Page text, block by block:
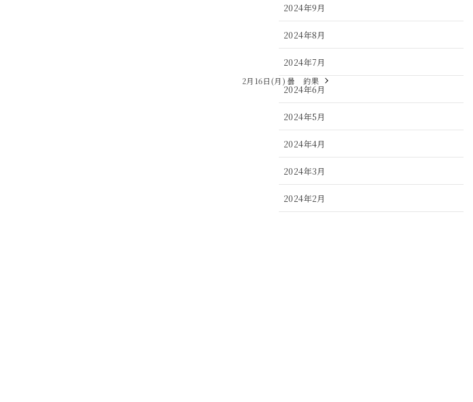
2月16日(月) 曇 釣果
2024年9月
2024年8月
2024年7月
2024年6月
2024年5月
2024年4月
2024年3月
2024年2月